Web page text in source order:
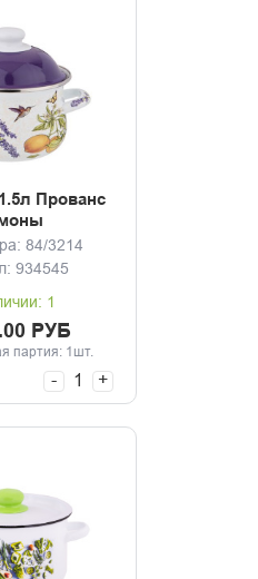
Прованс
84/3214
934545
1
РУБ
партия: 1шт.
- +